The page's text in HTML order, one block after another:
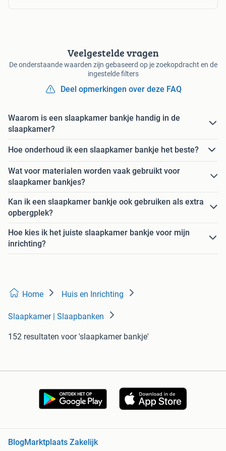
Veelgestelde vragen
De onderstaande waarden zijn gebaseerd op je zoekopdracht en de
ingestelde filters
Deel opmerkingen over deze FAQ
Waarom is een slaapkamer bankje handig in de
slaapkamer?
Hoe onderhoud ik een slaapkamer bankje het beste?
Wat voor materialen worden vaak gebruikt voor
slaapkamer bankjes?
Kan ik een slaapkamer bankje ook gebruiken als extra
opbergplek?
Hoe kies ik het juiste slaapkamer bankje voor mijn
inrichting?
Home Huis en Inrichting
Slaapkamer | Slaapbanken
152 resultaten voor 'slaapkamer bankje'
BlogMarktplaats Zakelijk